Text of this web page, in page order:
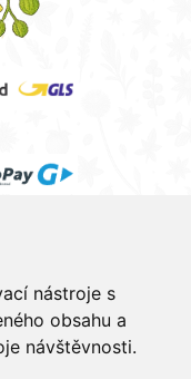
nástroje s
obsahu a
návštěvnosti.